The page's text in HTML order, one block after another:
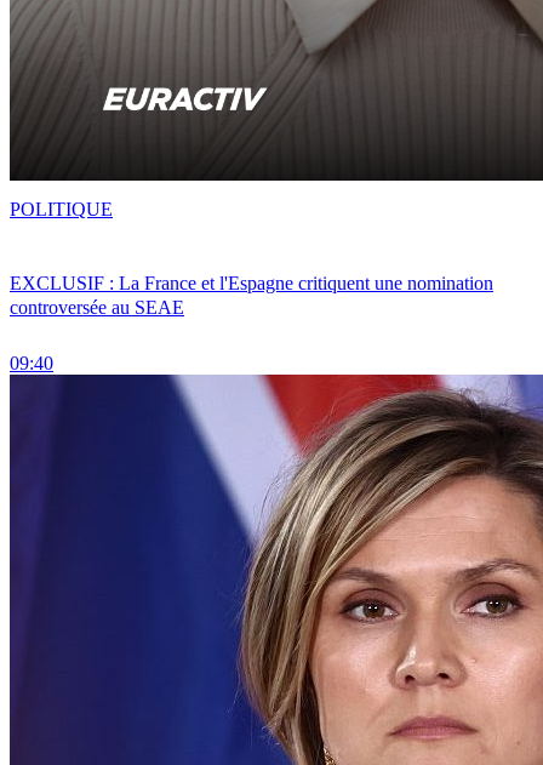
EXCLUSIF : La France et l'Espagne critiquent une nomination
controversée au SEAE
09:40
POLITIQUE